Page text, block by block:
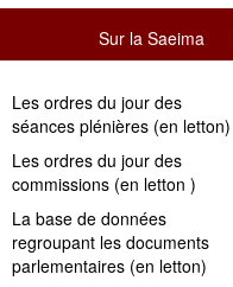
Sur la Saeima
Les ordres du jour des
séances plénières (en letton)
Les ordres du jour des
commissions (en letton )
La base de données
regroupant les documents
parlementaires (en letton)